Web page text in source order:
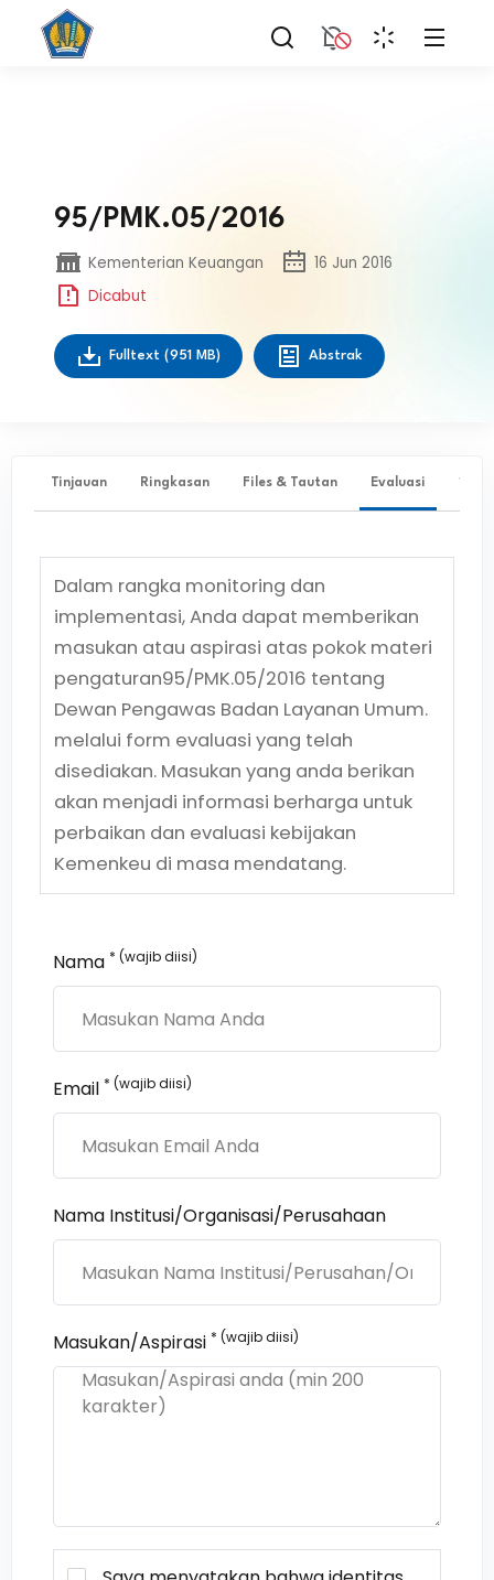
95/PMK.05/2016
Kementerian Keuangan
16 Jun 2016
Dicabut
Fulltext (951 MB) Abstrak
Tinjauan Ringkasan Files & Tautan Evaluasi ✨
Dalam rangka monitoring dan
implementasi, Anda dapat memberikan
masukan atau aspirasi atas pokok materi
pengaturan95/PMK.05/2016 tentang
Dewan Pengawas Badan Layanan Umum.
melalui form evaluasi yang telah
disediakan. Masukan yang anda berikan
akan menjadi informasi berharga untuk
perbaikan dan evaluasi kebijakan
Kemenkeu di masa mendatang.
Nama * (wajib diisi)
Email * (wajib diisi)
Nama Institusi/Organisasi/Perusahaan
Masukan/Aspirasi * (wajib diisi)